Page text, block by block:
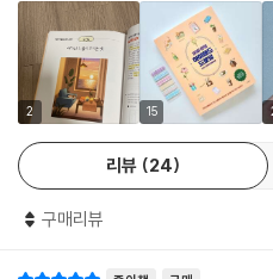
9일 : 카드 지갑
조정 도구 - 색조, 채도, 밝기 / 조정
Rini’s Advice 조정 도구의 필터와
자주 가는 카페에서
10일 : 브런치
색상 팔레트 불러와 채색하기
Rini’s Advice 팔레트 공유하기
11일 : 프라푸치노 잔
2 15
리뷰 24
구매리뷰